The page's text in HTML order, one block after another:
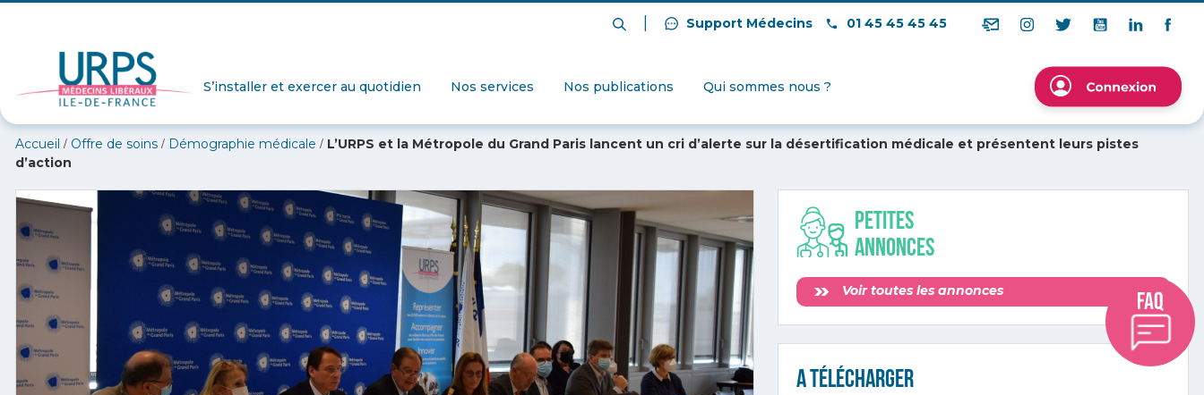
Support Médecins 01 45 45 45 45
S’installer et exercer au quotidien Nos services Nos publications Qui sommes nous ?
Accueil / Offre de soins / Démographie médicale / L’URPS et la Métropole du Grand Paris lancent un cri d’alerte sur la désertification médicale et présentent leurs pistes
d’action
Petites
annonces
Voir toutes les annonces
A télécharger